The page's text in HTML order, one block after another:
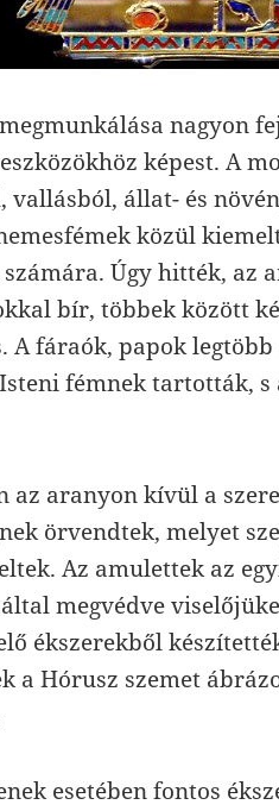
nagyon
képest. A
vallásból, állat- és
közül
Úgy hitték, az
bír, többek között
A fáraók, papok
fémnek tartották,
az aranyon kívül a
örvendtek, melyet
Az amulettek az
megvédve
ékszerekből
a Hórusz szemet
esetében fontos